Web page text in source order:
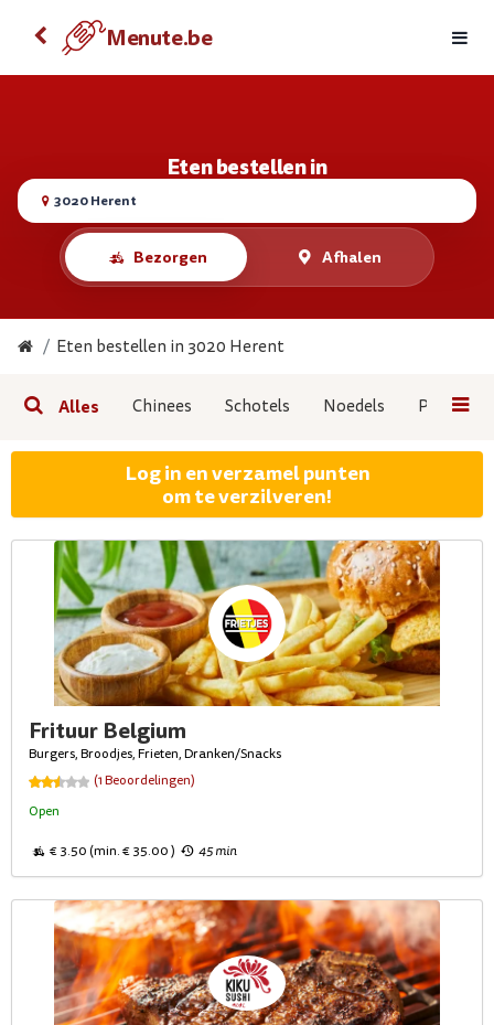
Eten bestellen met je Android
Menute.be
Menute.be
Eten bestellen in
3020 Herent
Bezorgen Afhalen
Eten bestellen in 3020 Herent
Alles Chinees Schotels Noedels Pasta
Log in en verzamel punten
om te verzilveren!
Frituur Belgium
Burgers, Broodjes, Frieten, Dranken/Snacks
(1 Beoordelingen)
Open
€ 3.50 (min. € 35.00 ) 45 min